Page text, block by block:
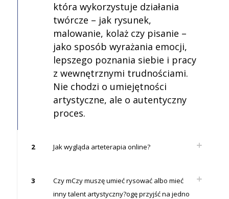
która wykorzystuje działania
twórcze – jak rysunek,
malowanie, kolaż czy pisanie –
jako sposób wyrażania emocji,
lepszego poznania siebie i pracy
z wewnętrznymi trudnościami.
Nie chodzi o umiejętności
artystyczne, ale o autentyczny
proces.
2 Jak wygląda arteterapia online?
3
Czy mCzy muszę umieć rysować albo mieć
inny talent artystyczny?ogę przyjść na jedno